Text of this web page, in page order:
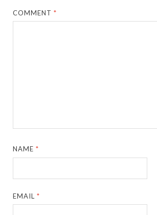
COMMENT*
NAME*
EMAIL*